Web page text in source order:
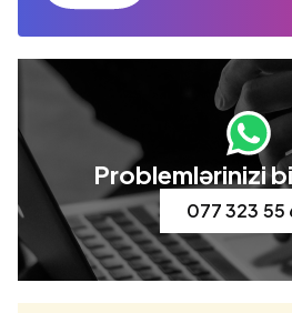
Problemlərinizi
077 323 55